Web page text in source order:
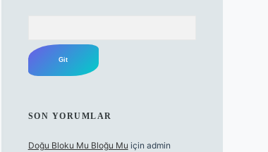
SON YORUMLAR
Doğu Bloku Mu Bloğu Mu için admin